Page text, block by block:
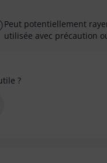
Peut potentiellement
utilisée avec précaution
?
résumé comme utile
ce résumé